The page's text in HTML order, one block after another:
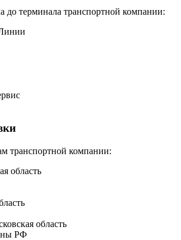
до терминала транспортной компании:
транспортной компании:
область
область
РФ